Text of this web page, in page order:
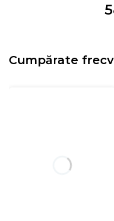
Cumpărate